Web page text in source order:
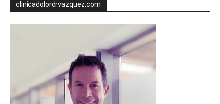
clinicadolordrvazquez.com